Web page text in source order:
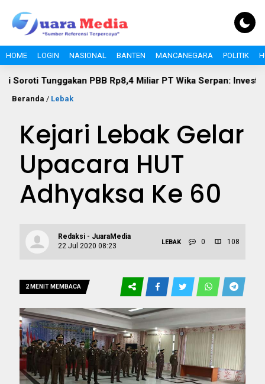
HOME LOGIN NASIONAL BANTEN MANCANEGARA POLITIK
PBB Rp8,4 Miliar PT Wika Serpan: Investor Besar
Beranda / Lebak
Kejari Lebak Gelar
Upacara HUT
Adhyaksa Ke 60
Redaksi - JuaraMedia
22 Jul 2020 08:23
LEBAK 0 108
2 MENIT MEMBACA